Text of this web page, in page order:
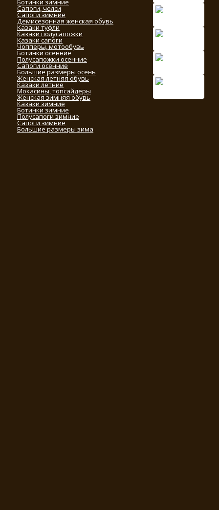
Ботинки зимние
Сапоги, челси
Сапоги зимние
Демисезонная женская обувь
Казаки туфли
Казаки полусапожки
Казаки сапоги
Чопперы, мотообувь
Ботинки осенние
Полусапожки осенние
Сапоги осенние
Большие размеры осень
Женская летняя обувь
Казаки летние
Мокасины, топсайдеры
Женская зимняя обувь
Казаки зимние
Ботинки зимние
Полусапоги зимние
Сапоги зимние
Большие размеры зима